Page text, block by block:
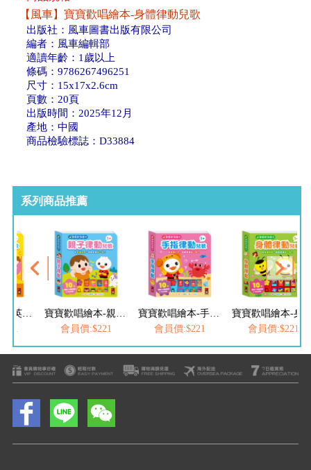
【風車】寶寶歡唱繪本-身體律動兒歌
出版社：風車圖書出版有限公司
編者：風車編輯部
適讀年齡：1歲以上
條碼：9786267496251
尺寸：15x17x2.6cm
頁數：20頁
出版時間：2025年12月
產地：中國
商品檢驗標誌：D33884
系列商品推薦
會員價:$221
會員價:$221
會員價:$221